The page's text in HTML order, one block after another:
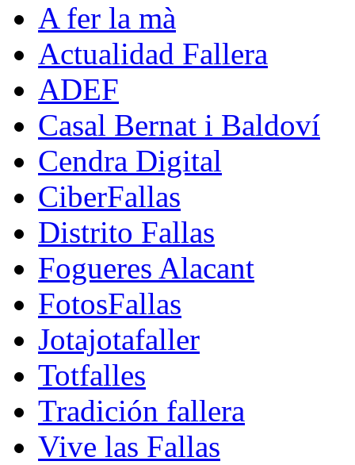
A fer la mà
Actualidad Fallera
ADEF
Casal Bernat i Baldoví
Cendra Digital
CiberFallas
Distrito Fallas
Fogueres Alacant
FotosFallas
Jotajotafaller
Totfalles
Tradición fallera
Vive las Fallas